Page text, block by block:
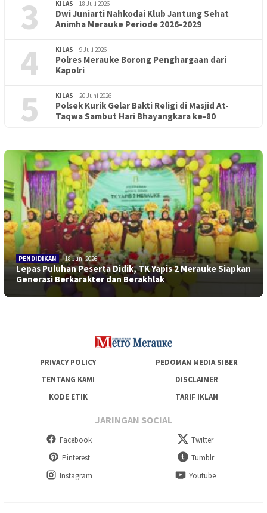
3 KILAS 18 Juli 2026
Dwi Juniarti Nahkodai Klub Jantung Sehat
Animha Merauke Periode 2026-2029
4 KILAS 9 Juli 2026
Polres Merauke Borong Penghargaan dari
Kapolri
5 KILAS 20 Juni 2026
Polsek Kurik Gelar Bakti Religi di Masjid At-
Taqwa Sambut Hari Bhayangkara ke-80
PENDIDIKAN 18 Juni 2026
Lepas Puluhan Peserta Didik, TK Yapis 2 Merauke Siapkan
Generasi Berkarakter dan Berakhlak
PRIVACY POLICY
PEDOMAN MEDIA SIBER
TENTANG KAMI
DISCLAIMER
KODE ETIK
TARIF IKLAN
JARINGAN SOCIAL
Facebook
Twitter
Pinterest
Tumblr
Instagram
Youtube